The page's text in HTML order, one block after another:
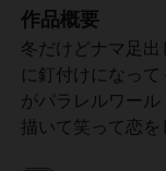
作品概要
冬だけどナマ足
に釘付けになっ
がパラレルワー
描いて笑って恋